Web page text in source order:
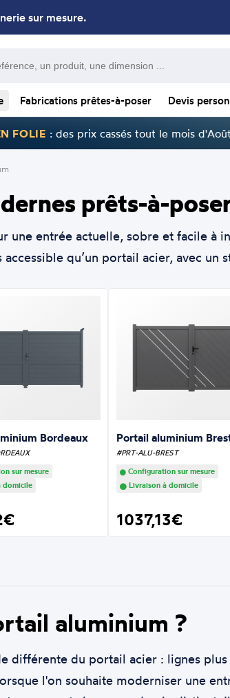
sur mesure.
Fabrications prêtes-à-poser Devis
FOLIE : des prix cassés tout le mois
prêts-à-
une entrée actuelle, sobre et facile à
qu’un portail acier, avec un
Bordeaux
sur mesure
domicile
Portail aluminium
#PRT-ALU-BREST
Configuration sur mesure
Livraison à domicile
1037,13€
aluminium ?
différente du portail acier : lignes
l'on souhaite moderniser une